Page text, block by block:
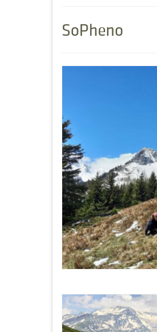
SoPheno